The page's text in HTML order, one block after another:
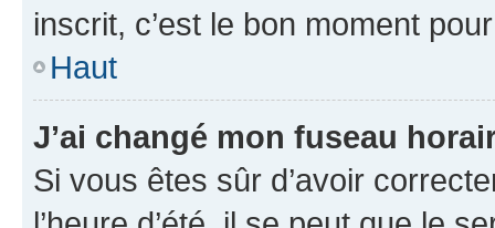
inscrit, c’est le bon moment
Haut
J’ai changé mon fuseau
Si vous êtes sûr d’avoir